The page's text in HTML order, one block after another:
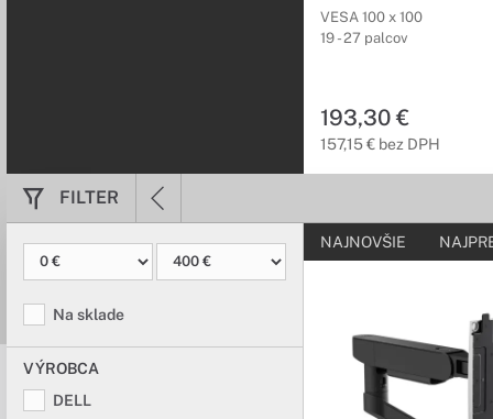
VESA 100 x 100
19 - 27 palcov
193,30 €
157,15 € bez DPH
FILTER
Na sklade
VÝROBCA
DELL
NAJNOVŠIE